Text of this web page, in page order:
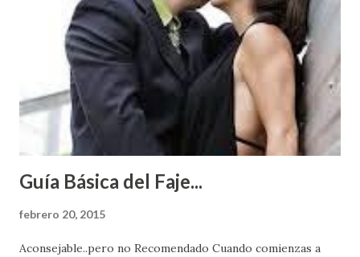
Guía Básica del Faje...
febrero 20, 2015
Aconsejable..pero no Recomendado Cuando comienzas a